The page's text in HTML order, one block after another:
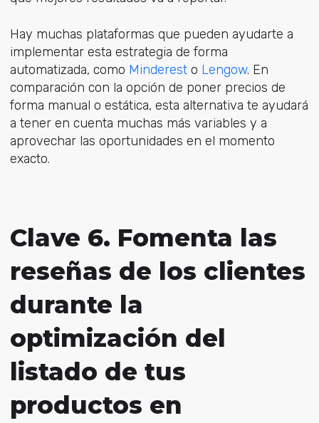
Hay muchas plataformas que pueden ayudarte a
implementar esta estrategia de forma
automatizada, como Minderesto Lengow. En
comparación con la opción de poner precios de
forma manual o estática, esta alternativa te ayudará
a tener en cuenta muchas más variables y a
aprovechar las oportunidades en el momento
exacto.
Clave 6. Fomenta las
reseñas de los clientes
durante la
optimización del
listado de tus
productos en